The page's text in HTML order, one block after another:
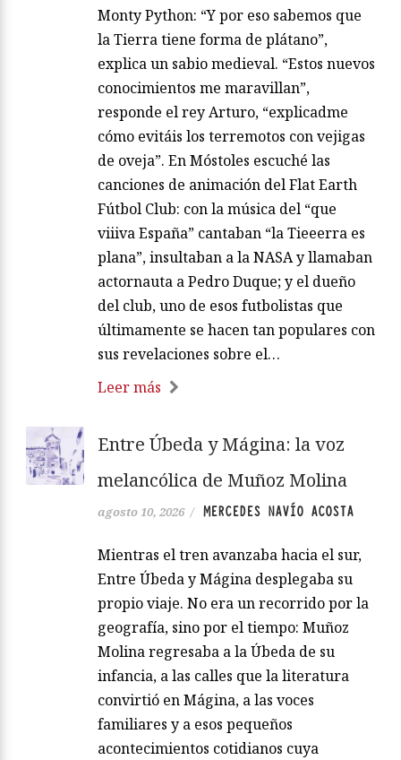
Monty Python: “Y por eso sabemos que
la Tierra tiene forma de plátano”,
explica un sabio medieval. “Estos nuevos
conocimientos me maravillan”,
responde el rey Arturo, “explicadme
cómo evitáis los terremotos con vejigas
de oveja”. En Móstoles escuché las
canciones de animación del Flat Earth
Fútbol Club: con la música del “que
viiiva España” cantaban “la Tieeerra es
plana”, insultaban a la NASA y llamaban
actornauta a Pedro Duque; y el dueño
del club, uno de esos futbolistas que
últimamente se hacen tan populares con
sus revelaciones sobre el…
Leer más
Entre Úbeda y Mágina: la voz
melancólica de Muñoz Molina
agosto 10, 2026 / MERCEDES NAVÍO ACOSTA
Mientras el tren avanzaba hacia el sur,
Entre Úbeda y Mágina desplegaba su
propio viaje. No era un recorrido por la
geografía, sino por el tiempo: Muñoz
Molina regresaba a la Úbeda de su
infancia, a las calles que la literatura
convirtió en Mágina, a las voces
familiares y a esos pequeños
acontecimientos cotidianos cuya